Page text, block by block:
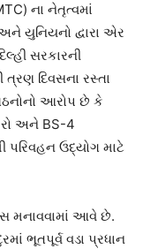
ના નેતૃત્વમાં
યુનિયનો દ્વારા એર
સરકારની
ત્રણ દિવસના રસ્તા
આરોપ છે કે
અને BS-4
પરિવહન ઉદ્યોગ માટે
મનાવવામાં આવે છે.
ભૂતપૂર્વ વડા પ્રધાન